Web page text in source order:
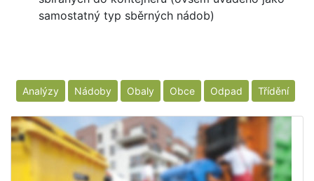
samostatný typ sběrných nádob)
Analýzy Nádoby Obaly Obce Odpad Třídění